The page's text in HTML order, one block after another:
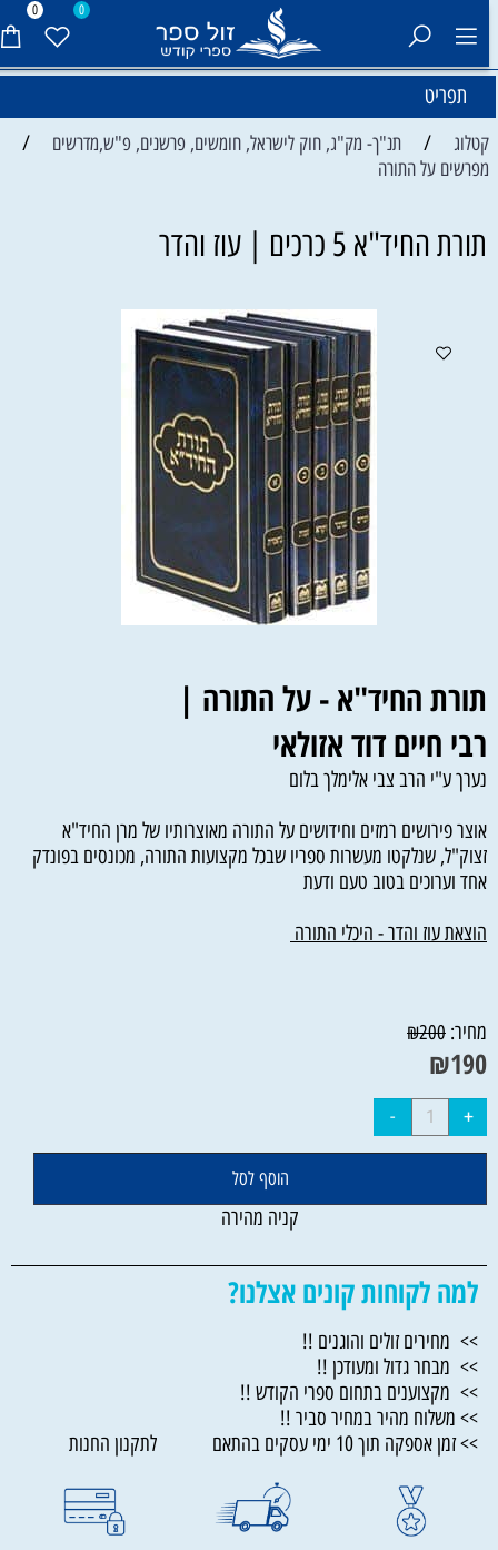
0 0
תפריט
קטלוג / תנ"ך- מק"ג, חוק לישראל, חומשים, פרשנים, פ"ש,מדרשים /
מפרשים על התורה
תורת החיד"א 5 כרכים | עוז והדר
| תורת החיד"א - על התורה
רבי חיים דוד אזולאי
נערך ע"י הרב צבי אלימלך בלום
אוצר פירושים רמזים וחידושים על התורה מאוצרותיו של מרן החיד"א
זצוק"ל, שנלקטו מעשרות ספריו שבכל מקצועות התורה, מכונסים בפונדק
אחד וערוכים בטוב טעם ודעת
הוצאת עוז והדר - היכלי התורה
מחיר: ₪200
₪190
הוסף לסל
קניה מהירה
למה לקוחות קונים אצלנו?
>> מחירים זולים והוגנים !!
>> מבחר גדול ומעודכן !!
>> מקצוענים בתחום ספרי הקודש !!
>> משלוח מהיר במחיר סביר !!
>> זמן אספקה תוך 10 ימי עסקים בהתאם לתקנון החנות